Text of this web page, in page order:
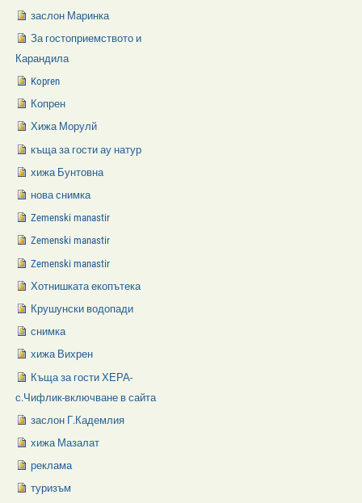
заслон Маринка
За гостоприемството и
Карандила
Kopren
Копрен
Хижа Морулй
къща за гости ау натур
хижа Бунтовна
нова снимка
Zemenski manastir
Zemenski manastir
Zemenski manastir
Хотнишката екопътека
Крушунски водопади
снимка
хижа Вихрен
Къща за гости ХЕРА-
с.Чифлик-включване в сайта
заслон Г.Кадемлия
хижа Мазалат
реклама
туризъм